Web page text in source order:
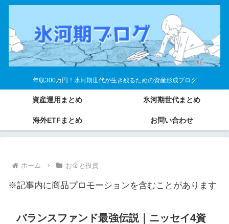
年収300万円！氷河期世代が生き残るための資産形成ブログ
資産運用まとめ 氷河期世代まとめ
海外ETFまとめ お問い合わせ
ホーム お金と投資
※記事内に商品プロモーションを含むことがあります
バランスファンド最強伝説｜ニッセイ4資